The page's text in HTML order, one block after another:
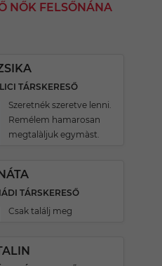
NŐK FELSŐNÁNA
TÁRSKERESŐ
Szeretnék szeretve lenni.
Remélem hamarosan
megtalàljuk egymàst.
TÁRSKERESŐ
Csak találj meg